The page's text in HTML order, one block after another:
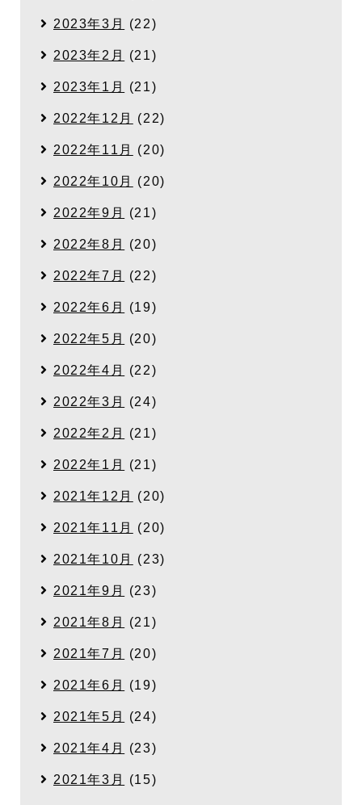
2023年3月 (22)
2023年2月 (21)
2023年1月 (21)
2022年12月 (22)
2022年11月 (20)
2022年10月 (20)
2022年9月 (21)
2022年8月 (20)
2022年7月 (22)
2022年6月 (19)
2022年5月 (20)
2022年4月 (22)
2022年3月 (24)
2022年2月 (21)
2022年1月 (21)
2021年12月 (20)
2021年11月 (20)
2021年10月 (23)
2021年9月 (23)
2021年8月 (21)
2021年7月 (20)
2021年6月 (19)
2021年5月 (24)
2021年4月 (23)
2021年3月 (15)